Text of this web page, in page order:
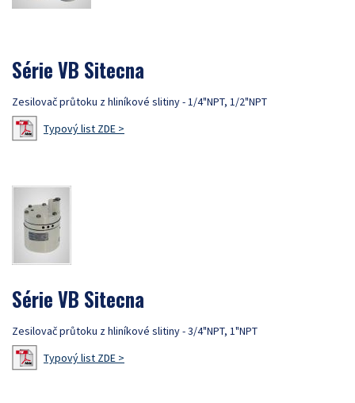
Série VB Sitecna
Zesilovač průtoku z hliníkové slitiny - 1/4"NPT, 1/2"NPT
Typový list ZDE >
Série VB Sitecna
Zesilovač průtoku z hliníkové slitiny - 3/4"NPT, 1"NPT
Typový list ZDE >